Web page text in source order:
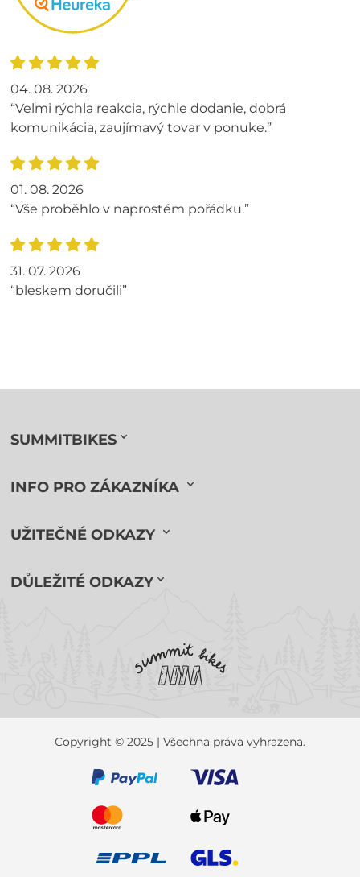
04. 08. 2026
“Veľmi rýchla reakcia, rýchle dodanie, dobrá
komunikácia, zaujímavý tovar v ponuke.”
01. 08. 2026
“Vše proběhlo v naprostém pořádku.”
31. 07. 2026
“bleskem doručili”
SUMMITBIKES
INFO PRO ZÁKAZNÍKA
UŽITEČNÉ ODKAZY
DŮLEŽITÉ ODKAZY
Copyright © 2025 | Všechna práva vyhrazena.